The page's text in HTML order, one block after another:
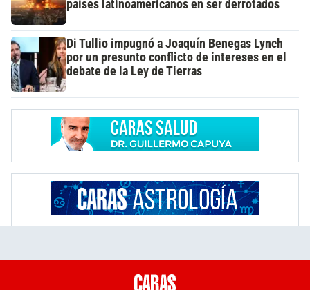
países latinoamericanos en ser derrotados
Di Tullio impugnó a Joaquín Benegas Lynch
por un presunto conflicto de intereses en el
debate de la Ley de Tierras